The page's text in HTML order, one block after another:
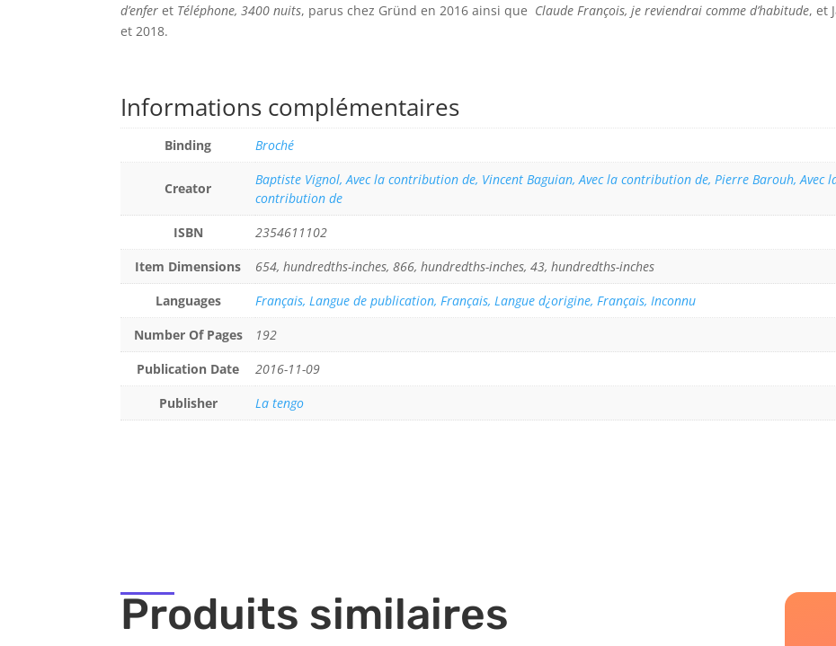
d’enfer et Téléphone, 3400 nuits, parus chez Gründ en 2016 ainsi que Claude François, je reviendrai comme d’habitude, et
et 2018.
Informations complémentaires
Binding Broché
Creator
Baptiste Vignol, Avec la contribution de, Vincent Baguian, Avec la contribution de, Pierre Barouh, Avec
contribution de
ISBN
2354611102
Item Dimensions
654, hundredths-inches, 866, hundredths-inches, 43, hundredths-inches
Languages
Français, Langue de publication, Français, Langue d¿origine, Français, Inconnu
Number Of Pages
192
Publication Date
2016-11-09
Publisher
La tengo
Produits similaires